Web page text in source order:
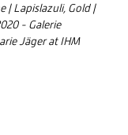
| Lapislazuli, Gold |
- Galerie
Jäger at IHM